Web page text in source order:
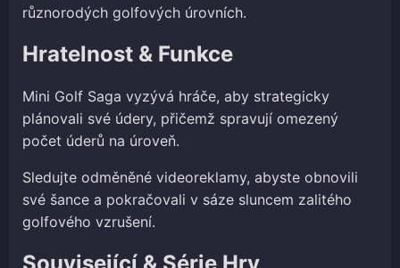
různorodých golfových úrovních.
Hratelnost & Funkce
Mini Golf Saga vyzývá hráče, aby strategicky
plánovali své údery, přičemž spravují omezený
počet úderů na úroveň.
Sledujte odměněné videoreklamy, abyste obnovili
své šance a pokračovali v sáze sluncem zalitého
golfového vzrušení.